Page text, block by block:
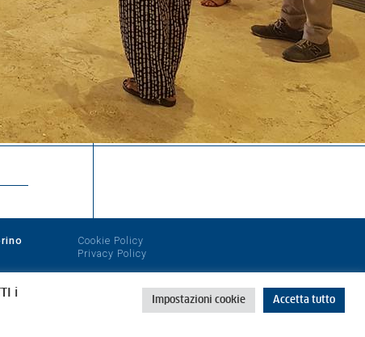
Cookie Policy
Privacy Policy
i
Impostazioni cookie Accetta tutto